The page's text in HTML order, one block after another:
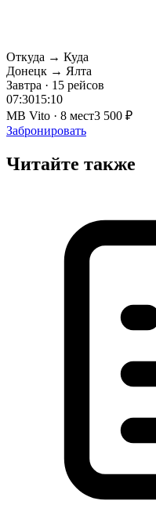
Откуда → Куда
Донецк → Ялта
Завтра · 15 рейсов
07:3015:10
MB Vito · 8 мест3 500 ₽
Забронировать
Читайте также